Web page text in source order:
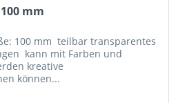
mm
100 mm teilbar transparentes
kann mit Farben und
kreative
können...